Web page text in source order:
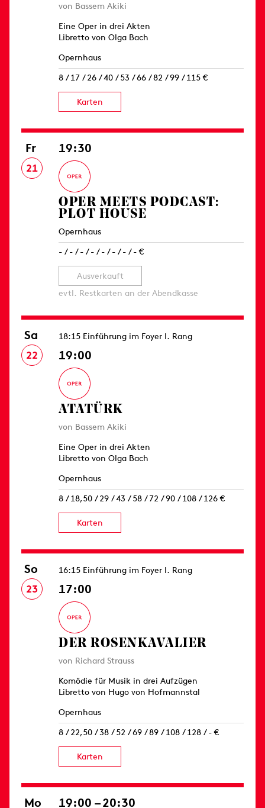
von Bassem Akiki
Eine Oper in drei Akten
Libretto von Olga Bach
Opernhaus
8 / 17 / 26 / 40 / 53 / 66 / 82 / 99 / 115 €
Karten
Fr
21
19:30
OPER MEETS PODCAST:
PLOT HOUSE
Opernhaus
- / - / - / - / - / - / - / - €
Ausverkauft
evtl. Restkarten an der Abendkasse
Sa
22
18:15 Einführung im Foyer I. Rang
19:00
ATATÜRK
von Bassem Akiki
Eine Oper in drei Akten
Libretto von Olga Bach
Opernhaus
8 / 18,50 / 29 / 43 / 58 / 72 / 90 / 108 / 126 €
Karten
So
23
16:15 Einführung im Foyer I. Rang
17:00
DER ROSEN­KAVALIER
von Richard Strauss
Komödie für Musik in drei Aufzügen
Libretto von Hugo von Hofmannstal
Opernhaus
8 / 22,50 / 38 / 52 / 69 / 89 / 108 / 128 / - €
Karten
Mo 19:00 – 20:30